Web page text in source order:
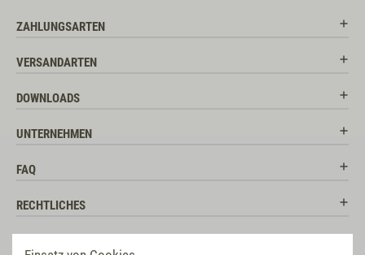
ZAHLUNGSARTEN
VERSANDARTEN
DOWNLOADS
UNTERNEHMEN
FAQ
RECHTLICHES